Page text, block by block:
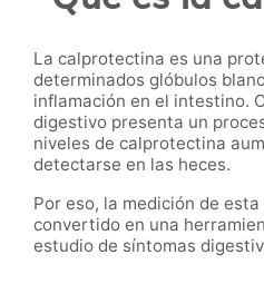
La calprotectina es una
determinados glóbulos
inflamación en el intestino.
digestivo presenta un
niveles de calprotectina
detectarse en las heces.
Por eso, la medición de
convertido en una
estudio de síntomas